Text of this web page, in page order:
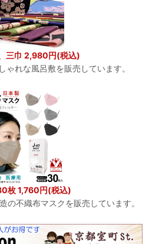
三巾 2,980円(税込)
れな風呂敷を販売しています。
枚 1,760円(税込)
の不織布マスクを販売しています。